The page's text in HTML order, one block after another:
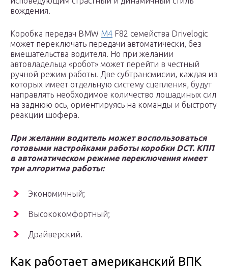
вождения.
Коробка передач BMW M4 F82 семейства Drivelogic
может переключать передачи автоматически, без
вмешательства водителя. Но при желании
автовладельца «робот» может перейти в честный
ручной режим работы. Две субтрансмисии, каждая из
которых имеет отдельную систему сцепления, будут
направлять необходимое количество лошадиных сил
на заднюю ось, ориентируясь на команды и быстроту
реакции шофера.
При желании водитель может воспользоваться
готовыми настройками работы коробки DCT. КПП
в автоматическом режиме переключения имеет
три алгоритма работы:
Экономичный;
Высококомфортный;
Драйверский.
Как работает американский ВПК